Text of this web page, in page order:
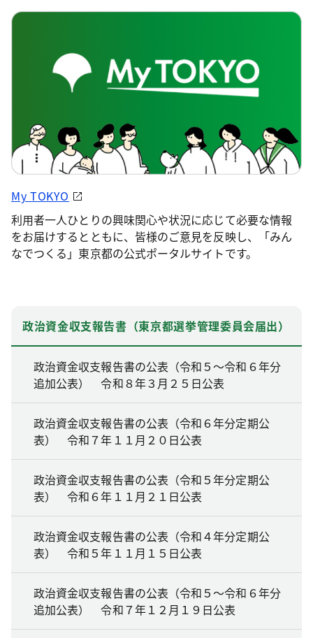
My TOKYO
利用者一人ひとりの興味関心や状況に応じて必要な情報
をお届けするとともに、皆様のご意見を反映し、「みん
なでつくる」東京都の公式ポータルサイトです。
政治資金収支報告書（東京都選挙管理委員会届出）
政治資金収支報告書の公表（令和５～令和６年分
追加公表） 令和８年３月２５日公表
政治資金収支報告書の公表（令和６年分定期公
表） 令和７年１１月２０日公表
政治資金収支報告書の公表（令和５年分定期公
表） 令和６年１１月２１日公表
政治資金収支報告書の公表（令和４年分定期公
表） 令和５年１１月１５日公表
政治資金収支報告書の公表（令和５～令和６年分
追加公表） 令和７年１２月１９日公表